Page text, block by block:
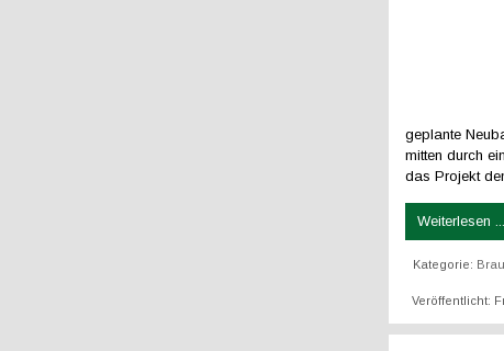
geplante
mitten durch
das Projekt
Weiterlesen ...
Kategorie:
Veröffentlicht: